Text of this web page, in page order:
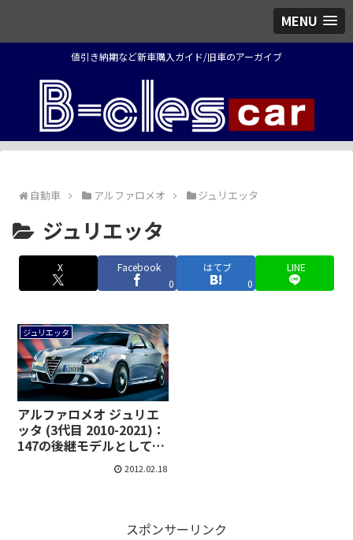
MENU
値引き納期など新車購入ガイド/旧車のアーガイブ
自動車 アルファロメオ ジュリエッタ
ジュリエッタ
X
Facebook
0
はてブ
0
LINE
ジュリエッタ
アルファロメオ ジュリエ
ッタ (3代目 2010-2021)：
147の後継モデルとして四
半世紀ぶりに復活 2012.02.18
スポンサーリンク